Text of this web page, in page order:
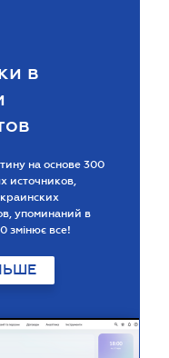
в
на основе 300
источников,
упоминаний в
змінює все!